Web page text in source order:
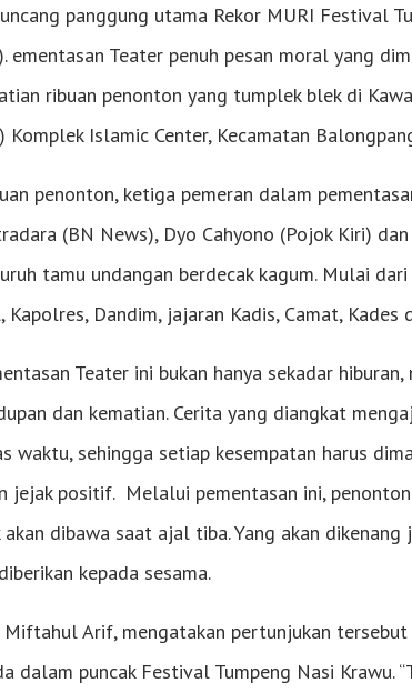
panggung utama Rekor MURI Festival
ementasan Teater penuh pesan moral yang
ribuan penonton yang tumplek blek di
Komplek Islamic Center, Kecamatan
penonton, ketiga pemeran dalam
(BN News), Dyo Cahyono (Pojok Kiri)
tamu undangan berdecak kagum. Mulai dari
Kapolres, Dandim, jajaran Kadis, Camat,
Teater ini bukan hanya sekadar
dan kematian. Cerita yang diangkat
waktu, sehingga setiap kesempatan harus
jejak positif. Melalui pementasan ini,
dibawa saat ajal tiba. Yang akan
kepada sesama.
Miftahul Arif, mengatakan pertunjukan
dalam puncak Festival Tumpeng Nasi Krawu.